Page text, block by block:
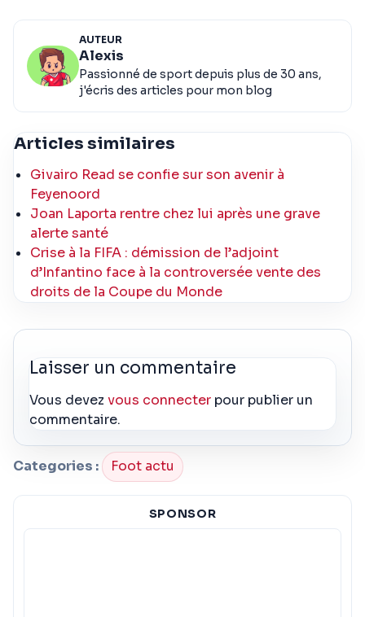
AUTEUR
Alexis
Passionné de sport depuis plus de 30 ans,
j'écris des articles pour mon blog
Articles similaires
Givairo Read se confie sur son avenir à
Feyenoord
Joan Laporta rentre chez lui après une grave
alerte santé
Crise à la FIFA : démission de l’adjoint
d’Infantino face à la controversée vente des
droits de la Coupe du Monde
Laisser un commentaire
Vous devezvous connecter pour publier un
commentaire.
Categories : Foot actu
SPONSOR